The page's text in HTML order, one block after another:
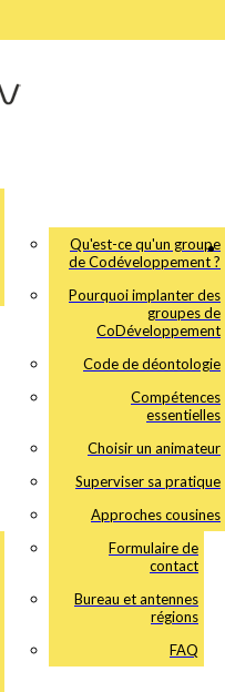
Qu'est-ce qu'un groupe
de Codéveloppement ?
Pourquoi implanter des
groupes de
CoDéveloppement
Code de déontologie
Compétences
essentielles
Choisir un animateur
Superviser sa pratique
Approches cousines
Formulaire de
contact
Bureau et antennes
régions
FAQ